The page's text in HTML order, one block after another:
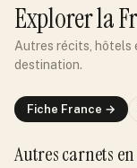
Explorerla
Autres récits, hôtels
destination.
Fiche France →
Autres carnets